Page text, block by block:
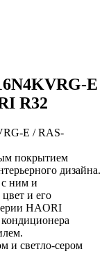
E
R32
E / RAS-
покрытием
дизайна.
с ним и
и его
HAORI
и светло-сером